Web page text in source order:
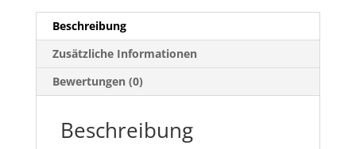
Beschreibung
Zusätzliche Informationen
Bewertungen (0)
Beschreibung